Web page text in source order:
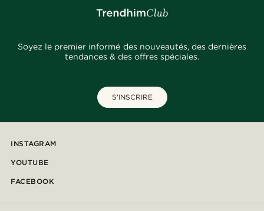
Soyez le premier informé des nouveautés, des dernières
tendances & des offres spéciales.
S'INSCRIRE
INSTAGRAM
YOUTUBE
FACEBOOK